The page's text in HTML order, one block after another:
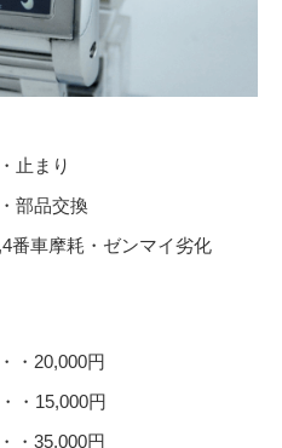
止まり
部品交換
番車摩耗・ゼンマイ劣化
・20,000円
・15,000円
・35,000円